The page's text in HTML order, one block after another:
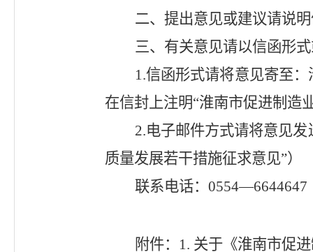
二、提出意见或建议请说
三、有关意见请以信函形
1.信函形式请将意见寄至
在信封上注明“淮南市促进制造
2.电子邮件方式请将意见发
质量发展若干措施征求意见”）
联系电话： 0554—6644647
附件：1. 关于《淮南市促